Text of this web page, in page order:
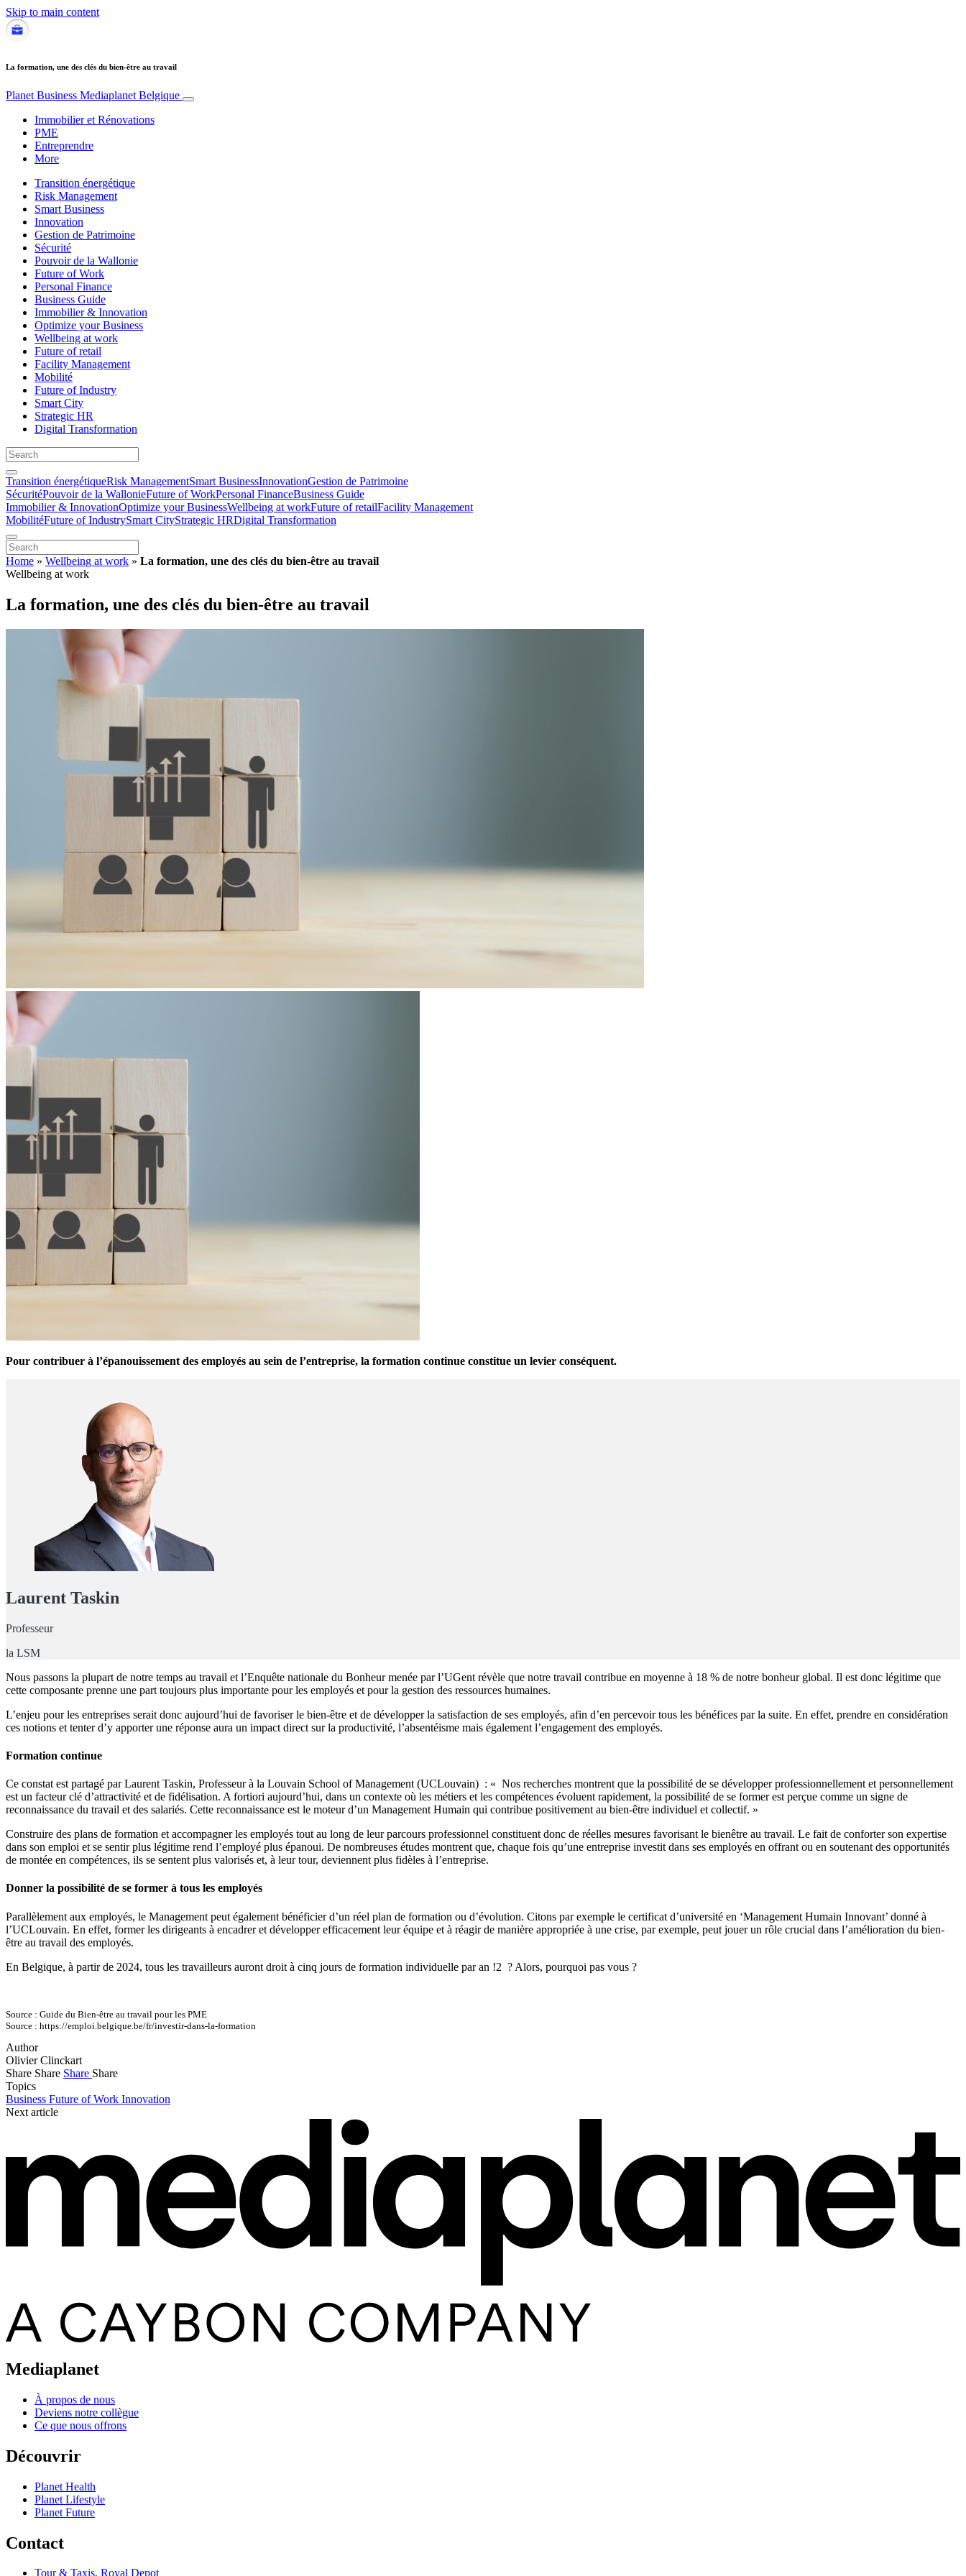
Skip to main content
La formation, une des clés du bien-être au travail
Planet Business Mediaplanet Belgique
Immobilier et Rénovations
PME
Entreprendre
More
Transition énergétique
Risk Management
Smart Business
Innovation
Gestion de Patrimoine
Sécurité
Pouvoir de la Wallonie
Future of Work
Personal Finance
Business Guide
Immobilier & Innovation
Optimize your Business
Wellbeing at work
Future of retail
Facility Management
Mobilité
Future of Industry
Smart City
Strategic HR
Digital Transformation
Transition énergétiqueRisk ManagementSmart BusinessInnovationGestion de Patrimoine
SécuritéPouvoir de la WallonieFuture of WorkPersonal FinanceBusiness Guide
Immobilier & InnovationOptimize your BusinessWellbeing at workFuture of retailFacility Management
MobilitéFuture of IndustrySmart CityStrategic HRDigital Transformation
Home » Wellbeing at work » La formation, une des clés du bien-être au travail
Wellbeing at work
La formation, une des clés du bien-être au travail
Pour contribuer à l’épanouissement des employés au sein de l’entreprise, la formation continue constitue un levier conséquent.
Laurent Taskin
Professeur
la LSM
Nous passons la plupart de notre temps au travail et l’Enquête nationale du Bonheur menée par l’UGent révèle que notre travail contribue en moyenne à 18 % de notre bonheur global. Il est donc légitime que
cette composante prenne une part toujours plus importante pour les employés et pour la gestion des ressources humaines.
L’enjeu pour les entreprises serait donc aujourd’hui de favoriser le bien-être et de développer la satisfaction de ses employés, afin d’en percevoir tous les bénéfices par la suite. En effet, prendre en considération
ces notions et tenter d’y apporter une réponse aura un impact direct sur la productivité, l’absentéisme mais également l’engagement des employés.
Formation continue
Ce constat est partagé par Laurent Taskin, Professeur à la Louvain School of Management (UCLouvain) : « Nos recherches montrent que la possibilité de se développer professionnellement et personnellement
est un facteur clé d’attractivité et de fidélisation. A fortiori aujourd’hui, dans un contexte où les métiers et les compétences évoluent rapidement, la possibilité de se former est perçue comme un signe de
reconnaissance du travail et des salariés. Cette reconnaissance est le moteur d’un Management Humain qui contribue positivement au bien-être individuel et collectif. »
Construire des plans de formation et accompagner les employés tout au long de leur parcours professionnel constituent donc de réelles mesures favorisant le bienêtre au travail. Le fait de conforter son expertise
dans son emploi et se sentir plus légitime rend l’employé plus épanoui. De nombreuses études montrent que, chaque fois qu’une entreprise investit dans ses employés en offrant ou en soutenant des opportunités
de montée en compétences, ils se sentent plus valorisés et, à leur tour, deviennent plus fidèles à l’entreprise.
Donner la possibilité de se former à tous les employés
Parallèlement aux employés, le Management peut également bénéficier d’un réel plan de formation ou d’évolution. Citons par exemple le certificat d’université en ‘Management Humain Innovant’ donné à
l’UCLouvain. En effet, former les dirigeants à encadrer et développer efficacement leur équipe et à réagir de manière appropriée à une crise, par exemple, peut jouer un rôle crucial dans l’amélioration du bien-
être au travail des employés.
En Belgique, à partir de 2024, tous les travailleurs auront droit à cinq jours de formation individuelle par an !2 ? Alors, pourquoi pas vous ?
Source : Guide du Bien-être au travail pour les PME
Source : https://emploi.belgique.be/fr/investir-dans-la-formation
Author
Olivier Clinckart
Share Share Share Share
Topics
Business Future of Work Innovation
Next article
Mediaplanet
À propos de nous
Deviens notre collègue
Ce que nous offrons
Découvrir
Planet Health
Planet Lifestyle
Planet Future
Contact
Tour & Taxis, Royal Depot